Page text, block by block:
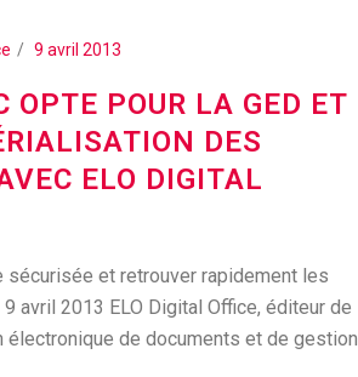
9 avril 2013
OPTE POUR LA GED ET
DES
ELO DIGITAL
sécurisée et retrouver rapidement les
avril 2013 ELO Digital Office, éditeur de
de documents et de gestion